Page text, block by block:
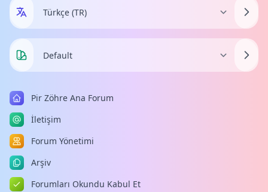
Pir Zöhre Ana Forum
İletişim
Forum Yönetimi
Arşiv
Forumları Okundu Kabul Et